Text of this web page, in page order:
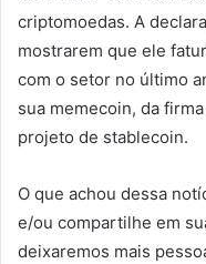
criptomoedas. A
mostrarem que ele
com o setor no último
sua memecoin, da
projeto de stablecoin.
O que achou dessa
e/ou compartilhe em
deixaremos mais